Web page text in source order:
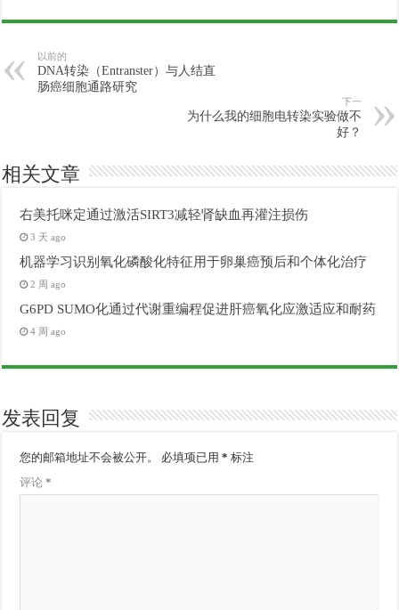
以前的
DNA转染（Entranster）与人结直
肠癌细胞通路研究
下一
为什么我的细胞电转染实验做不
好？
相关文章
右美托咪定通过激活SIRT3减轻肾缺血再灌注损伤
3 天 ago
机器学习识别氧化磷酸化特征用于卵巢癌预后和个体化治疗
2 周 ago
G6PD SUMO化通过代谢重编程促进肝癌氧化应激适应和耐药
4 周 ago
发表回复
您的邮箱地址不会被公开。 必填项已用* 标注
评论*